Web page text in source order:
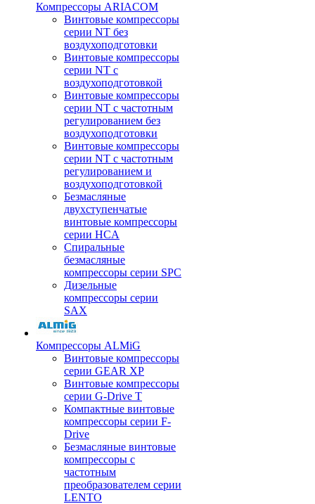
Компрессоры ARIACOM
Винтовые компрессоры
серии NT без
воздухоподготовки
Винтовые компрессоры
серии NT c
воздухоподготовкой
Винтовые компрессоры
серии NT с частотным
регулированием без
воздухоподготовки
Винтовые компрессоры
серии NT с частотным
регулированием и
воздухоподготовкой
Безмасляные
двухступенчатые
винтовые компрессоры
серии HCA
Спиральные
безмасляные
компрессоры серии SPC
Дизельные
компрессоры серии
SAX
Компрессоры ALMiG
Винтовые компрессоры
серии GEAR XP
Винтовые компрессоры
серии G-Drive T
Компактные винтовые
компрессоры серии F-
Drive
Безмасляные винтовые
компрессоры с
частотным
преобразователем серии
LENTO